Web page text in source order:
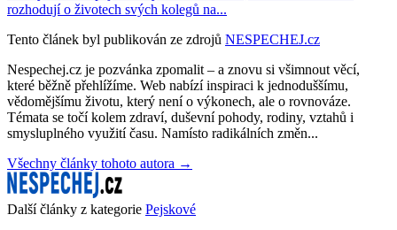
rozhodují o životech svých kolegů na...
Tento článek byl publikován ze zdrojů NESPECHEJ.cz
Nespechej.cz je pozvánka zpomalit – a znovu si všimnout věcí,
které běžně přehlížíme. Web nabízí inspiraci k jednoduššímu,
vědomějšímu životu, který není o výkonech, ale o rovnováze.
Témata se točí kolem zdraví, duševní pohody, rodiny, vztahů i
smysluplného využití času. Namísto radikálních změn...
Všechny články tohoto autora →
Další články z kategorie Pejskové